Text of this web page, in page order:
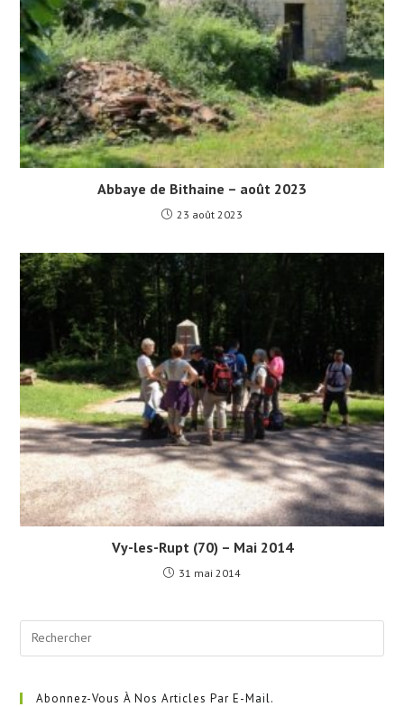
Abbaye de Bithaine – août 2023
23 août 2023
Vy-les-Rupt (70) – Mai 2014
31 mai 2014
Abonnez-Vous À Nos Articles Par E-Mail.